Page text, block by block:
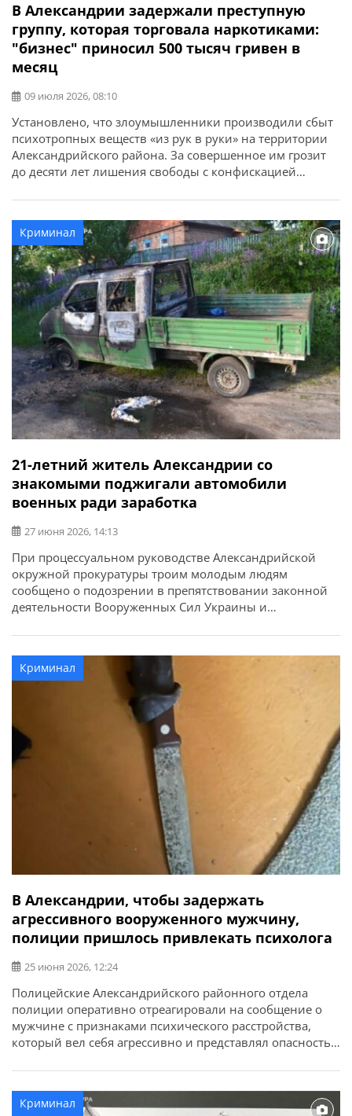
В Александрии задержали преступную
группу, которая торговала наркотиками:
"бизнес" приносил 500 тысяч гривен в
месяц
09 июля 2026, 08:10
Установлено, что злоумышленники производили сбыт
психотропных веществ «из рук в руки» на территории
Александрийского района. За совершенное им грозит
до десяти лет лишения свободы с конфискацией
области. Преступную деятельность трех жителей города
Александрии разоблачили сотрудники управления по
борьбе с наркопреступностью совместно со
следователями следственного управления и
подразделения уголовного […]
Криминал
21-летний житель Александрии со
знакомыми поджигали автомобили
военных ради заработка
27 июня 2026, 14:13
При процессуальном руководстве Александрийской
окружной прокуратуры троим молодым людям
сообщено о подозрении в препятствовании законной
деятельности Вооруженных Сил Украины и
Об этом сообщает Кировоградская областная
прокуратура. Речь идет о 21-летнем жителе
Александрии, его 23-летней сожительнице и 21-летнем
знакомом. По данным следствия, в конце мая один из
фигурантов в поисках быстрого […]
Криминал
В Александрии, чтобы задержать
агрессивного вооруженного мужчину,
полиции пришлось привлекать психолога
25 июня 2026, 12:24
Полицейские Александрийского районного отдела
полиции оперативно отреагировали на сообщение о
мужчине с признаками психического расстройства,
который вел себя агрессивно и представлял опасность
Кировоградской области. На спецлинию 102
обратилась жительница Александрии и сообщила, что
ее 43-летний сын закрылся в квартире, имеет при себе
Криминал